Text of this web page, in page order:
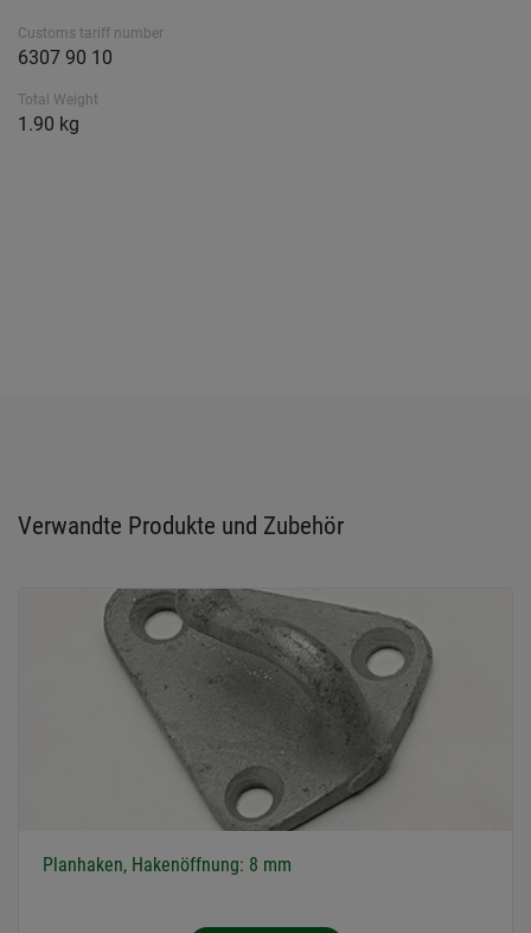
Customs tariff number
6307 90 10
Total Weight
1.90 kg
Verwandte Produkte und Zubehör
Planhaken, Hakenöffnung: 8 mm